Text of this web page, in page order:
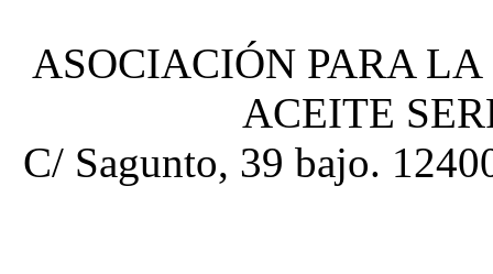
ASOCIACIÓN PARA
ACEITE
C/ Sagunto, 39 bajo.